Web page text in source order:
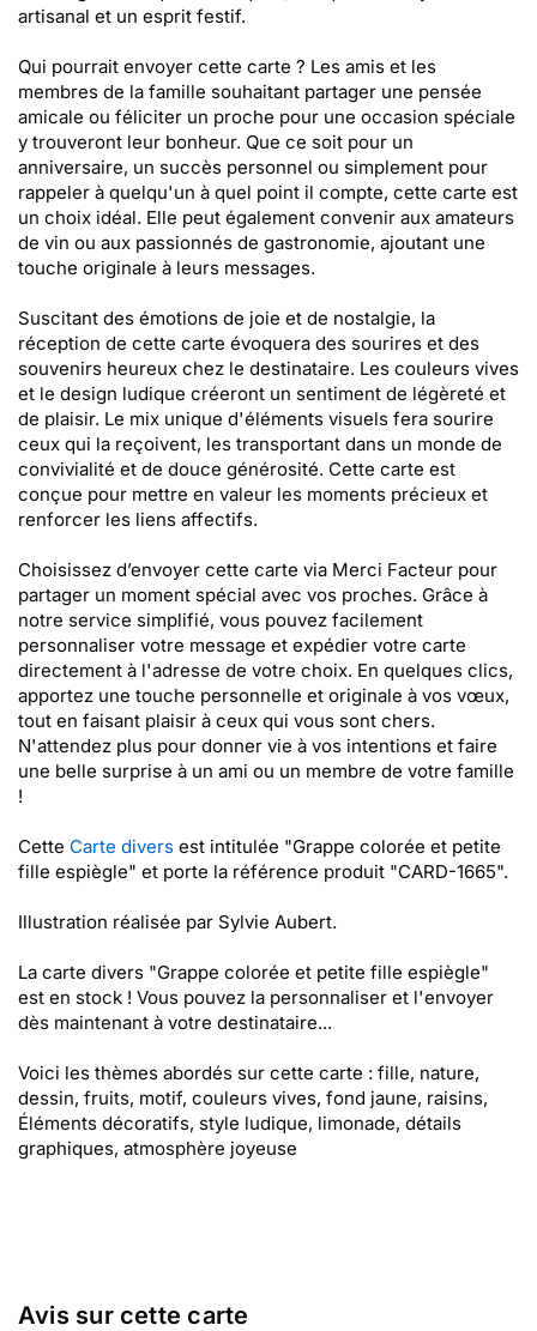
artisanal et un esprit festif.
Qui pourrait envoyer cette carte ? Les amis et les
membres de la famille souhaitant partager une pensée
amicale ou féliciter un proche pour une occasion spéciale
y trouveront leur bonheur. Que ce soit pour un
anniversaire, un succès personnel ou simplement pour
rappeler à quelqu'un à quel point il compte, cette carte est
un choix idéal. Elle peut également convenir aux amateurs
de vin ou aux passionnés de gastronomie, ajoutant une
touche originale à leurs messages.
Suscitant des émotions de joie et de nostalgie, la
réception de cette carte évoquera des sourires et des
souvenirs heureux chez le destinataire. Les couleurs vives
et le design ludique créeront un sentiment de légèreté et
de plaisir. Le mix unique d'éléments visuels fera sourire
ceux qui la reçoivent, les transportant dans un monde de
convivialité et de douce générosité. Cette carte est
conçue pour mettre en valeur les moments précieux et
renforcer les liens affectifs.
Choisissez d’envoyer cette carte via Merci Facteur pour
partager un moment spécial avec vos proches. Grâce à
notre service simplifié, vous pouvez facilement
personnaliser votre message et expédier votre carte
directement à l'adresse de votre choix. En quelques clics,
apportez une touche personnelle et originale à vos vœux,
tout en faisant plaisir à ceux qui vous sont chers.
N'attendez plus pour donner vie à vos intentions et faire
une belle surprise à un ami ou un membre de votre famille
!
Cette Carte divers est intitulée "Grappe colorée et petite
fille espiègle" et porte la référence produit "CARD-1665".
Illustration réalisée par Sylvie Aubert.
La carte divers "Grappe colorée et petite fille espiègle"
est en stock ! Vous pouvez la personnaliser et l'envoyer
dès maintenant à votre destinataire...
Voici les thèmes abordés sur cette carte : fille, nature,
dessin, fruits, motif, couleurs vives, fond jaune, raisins,
Éléments décoratifs, style ludique, limonade, détails
graphiques, atmosphère joyeuse
Avis sur cette carte